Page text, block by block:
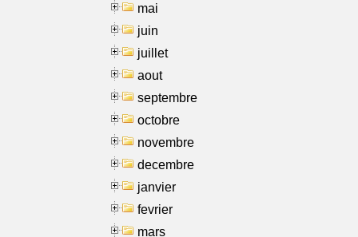
mai
juin
juillet
aout
septembre
octobre
novembre
decembre
janvier
fevrier
mars